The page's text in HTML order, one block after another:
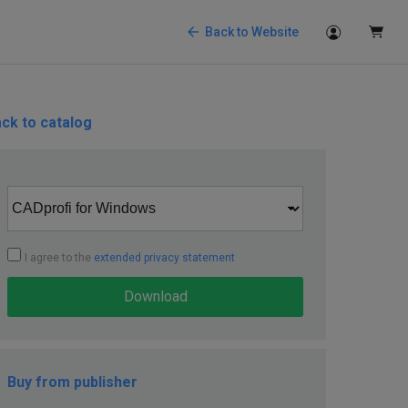
Back to Website
to catalog
I agree to the extended privacy statement
Download
Buy from publisher